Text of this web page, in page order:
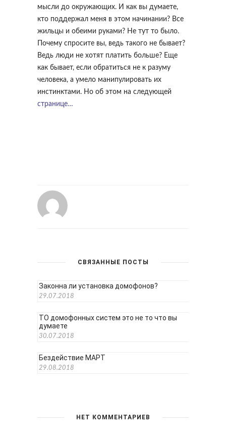
мысли до окружающих. И как вы думаете,
кто поддержал меня в этом начинании? Все
жильцы и обеими руками? Не тут то было.
Почему спросите вы, ведь такого не бывает?
Ведь люди не хотят платить больше? Еще
как бывает, если обратиться не к разуму
человека, а умело манипулировать их
инстинктами. Но об этом на следующей
странице…
СВЯЗАННЫЕ ПОСТЫ
Законна ли установка домофонов?
29.07.2018
ТО домофонных систем это не то что вы
думаете
30.07.2018
Бездействие МАРТ
29.08.2018
НЕТ КОММЕНТАРИЕВ